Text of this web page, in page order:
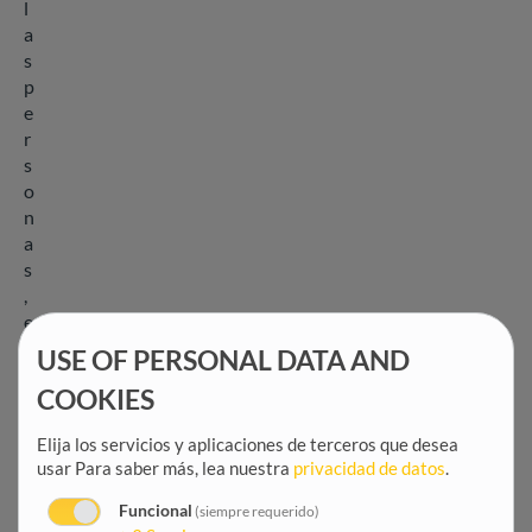
l
a
s
p
e
r
s
o
n
a
s
,
e
USE OF PERSONAL DATA AND
COOKIES
Elija los servicios y aplicaciones de terceros que desea
usar Para saber más, lea nuestra privacidad de datos.
Funcional (siempre requerido)